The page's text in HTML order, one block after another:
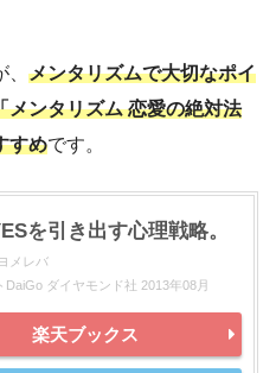
メンタリズムで大切なポイ
メンタリズム 恋愛の絶対法
すめです。
を引き出す心理戦略。
ヨメレバ
DaiGo ダイヤモンド社 2013年08月
楽天ブックス